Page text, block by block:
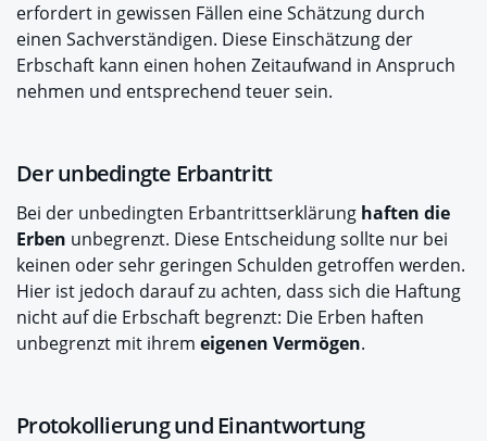
erfordert in gewissen Fällen eine Schätzung durch
einen Sachverständigen. Diese Einschätzung der
Erbschaft kann einen hohen Zeitaufwand in Anspruch
nehmen und entsprechend teuer sein.
Der unbedingte Erbantritt
Bei der unbedingten Erbantrittserklärung haften die
Erben unbegrenzt. Diese Entscheidung sollte nur bei
keinen oder sehr geringen Schulden getroffen werden.
Hier ist jedoch darauf zu achten, dass sich die Haftung
nicht auf die Erbschaft begrenzt: Die Erben haften
unbegrenzt mit ihrem eigenen Vermögen.
Protokollierung und Einantwortung